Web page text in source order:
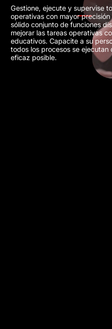
Gestione, ejecute y supervise
operativas con mayor
sólido conjunto de funciones
mejorar las tareas operativas
educativos. Capacite a su
todos los procesos se
eficaz posible.